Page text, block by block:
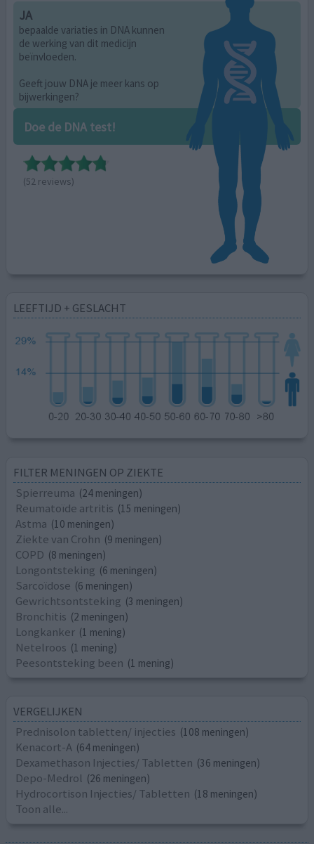
JA
bepaalde variaties in DNA kunnen
de werking van dit medicijn
beïnvloeden.
Geeft jouw DNA je meer kans op
bijwerkingen?
Doe de DNA test!
(52 reviews)
LEEFTIJD + GESLACHT
FILTER MENINGEN OP ZIEKTE
Spierreuma (24 meningen)
Reumatoïde artritis (15 meningen)
Astma (10 meningen)
Ziekte van Crohn (9 meningen)
COPD (8 meningen)
Longontsteking (6 meningen)
Sarcoïdose (6 meningen)
Gewrichtsontsteking (3 meningen)
Bronchitis (2 meningen)
Longkanker (1 mening)
Netelroos (1 mening)
Peesontsteking been (1 mening)
VERGELIJKEN
Prednisolon tabletten/ injecties (108 meningen)
Kenacort-A (64 meningen)
Dexamethason Injecties/ Tabletten (36 meningen)
Depo-Medrol (26 meningen)
Hydrocortison Injecties/ Tabletten (18 meningen)
Toon alle...